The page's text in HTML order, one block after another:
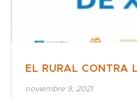
EL RURAL CONTRA
noviembre 9, 2021